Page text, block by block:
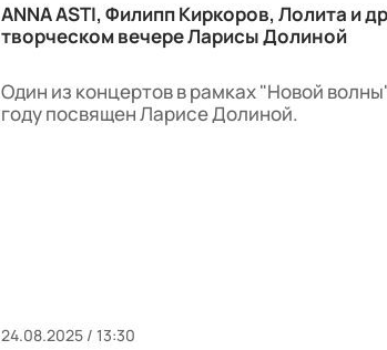
ANNA ASTI, Филипп Киркоров, Лолита и
творческом вечере Ларисы Долиной
Один из концертов в рамках "Новой
году посвящен Ларисе Долиной.
24.08.2025 / 13:30